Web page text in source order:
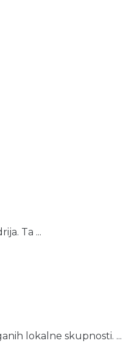
Ta ...
lokalne skupnosti. ...